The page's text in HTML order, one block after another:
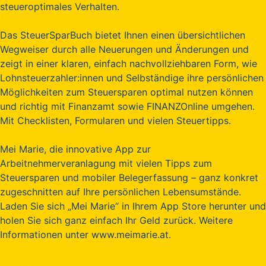
steueroptimales Verhalten.
Das SteuerSparBuch bietet Ihnen einen übersichtlichen
Wegweiser durch alle Neuerungen und Änderungen und
zeigt in einer klaren, einfach nachvollziehbaren Form, wie
Lohnsteuerzahler:innen und Selbständige ihre persönlichen
Möglichkeiten zum Steuersparen optimal nutzen können
und richtig mit Finanzamt sowie FINANZOnline umgehen.
Mit Checklisten, Formularen und vielen Steuertipps.
Mei Marie, die innovative App zur
Arbeitnehmerveranlagung mit vielen Tipps zum
Steuersparen und mobiler Belegerfassung – ganz konkret
zugeschnitten auf Ihre persönlichen Lebensumstände.
Laden Sie sich „Mei Marie“ in Ihrem App Store herunter und
holen Sie sich ganz einfach Ihr Geld zurück. Weitere
Informationen unter www.meimarie.at.